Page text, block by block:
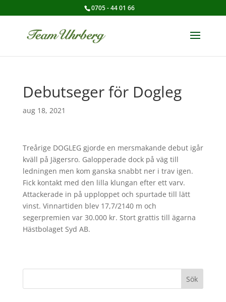
0705 - 44 01 66
Debutseger för Dogleg
aug 18, 2021
Treårige DOGLEG gjorde en mersmakande debut igår
kväll på Jägersro. Galopperade dock på väg till
ledningen men kom ganska snabbt ner i trav igen.
Fick kontakt med den lilla klungan efter ett varv.
Attackerade in på upploppet och spurtade till lätt
vinst. Vinnartiden blev 17,7/2140 m och
segerpremien var 30.000 kr. Stort grattis till ägarna
Hästbolaget Syd AB.